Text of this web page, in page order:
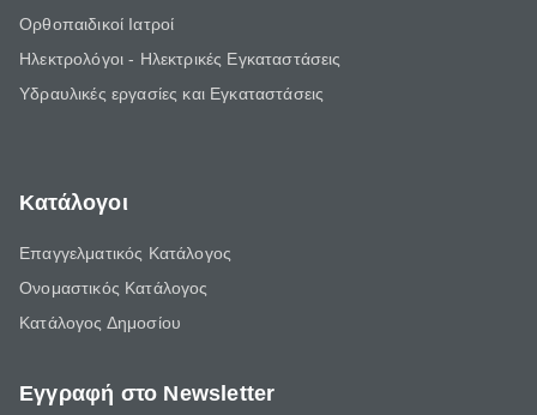
Ορθοπαιδικοί Ιατροί
Ηλεκτρολόγοι - Ηλεκτρικές Εγκαταστάσεις
Υδραυλικές εργασίες και Εγκαταστάσεις
Κατάλογοι
Επαγγελματικός Κατάλογος
Ονομαστικός Κατάλογος
Κατάλογος Δημοσίου
Εγγραφή στο Newsletter